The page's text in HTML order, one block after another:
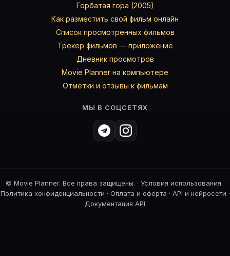
Горбатая гора (2005)
Как разместить свой фильм онлайн
Список просмотренных фильмов
Трекер фильмов — приложение
Дневник просмотров
Movie Planner на компьютере
Отметки и отзывы к фильмам
МЫ В СОЦСЕТЯХ
© Movie Planner. Все права защищены. · Условия использования ·
Политика конфиденциальности · Оплата и оферта · API и нейросети ·
Документация API